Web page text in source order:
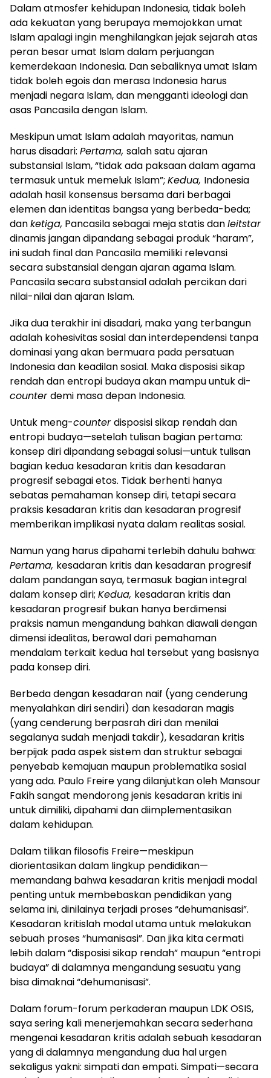
Dalam atmosfer kehidupan Indonesia, tidak boleh
ada kekuatan yang berupaya memojokkan umat
Islam apalagi ingin menghilangkan jejak sejarah atas
peran besar umat Islam dalam perjuangan
kemerdekaan Indonesia. Dan sebaliknya umat Islam
tidak boleh egois dan merasa Indonesia harus
menjadi negara Islam, dan mengganti ideologi dan
asas Pancasila dengan Islam.
Meskipun umat Islam adalah mayoritas, namun
harus disadari: Pertama, salah satu ajaran
substansial Islam, “tidak ada paksaan dalam agama
termasuk untuk memeluk Islam”; Kedua, Indonesia
adalah hasil konsensus bersama dari berbagai
elemen dan identitas bangsa yang berbeda-beda;
danketiga, Pancasila sebagai meja statis danleitstar
dinamis jangan dipandang sebagai produk “haram”,
ini sudah final dan Pancasila memiliki relevansi
secara substansial dengan ajaran agama Islam.
Pancasila secara substansial adalah percikan dari
nilai-nilai dan ajaran Islam.
Jika dua terakhir ini disadari, maka yang terbangun
adalah kohesivitas sosial dan interdependensi tanpa
dominasi yang akan bermuara pada persatuan
Indonesia dan keadilan sosial. Maka disposisi sikap
rendah dan entropi budaya akan mampu untuk di-
counterdemi masa depan Indonesia.
Untuk meng-counterdisposisi sikap rendah dan
entropi budaya—setelah tulisan bagian pertama:
konsep diri dipandang sebagai solusi—untuk tulisan
bagian kedua kesadaran kritis dan kesadaran
progresif sebagai etos. Tidak berhenti hanya
sebatas pemahaman konsep diri, tetapi secara
praksis kesadaran kritis dan kesadaran progresif
memberikan implikasi nyata dalam realitas sosial.
Namun yang harus dipahami terlebih dahulu bahwa:
Pertama, kesadaran kritis dan kesadaran progresif
dalam pandangan saya, termasuk bagian integral
dalam konsep diri; Kedua, kesadaran kritis dan
kesadaran progresif bukan hanya berdimensi
praksis namun mengandung bahkan diawali dengan
dimensi idealitas, berawal dari pemahaman
mendalam terkait kedua hal tersebut yang basisnya
pada konsep diri.
Berbeda dengan kesadaran naif (yang cenderung
menyalahkan diri sendiri) dan kesadaran magis
(yang cenderung berpasrah diri dan menilai
segalanya sudah menjadi takdir), kesadaran kritis
berpijak pada aspek sistem dan struktur sebagai
penyebab kemajuan maupun problematika sosial
yang ada. Paulo Freire yang dilanjutkan oleh Mansour
Fakih sangat mendorong jenis kesadaran kritis ini
untuk dimiliki, dipahami dan diimplementasikan
dalam kehidupan.
Dalam tilikan filosofis Freire—meskipun
diorientasikan dalam lingkup pendidikan—
memandang bahwa kesadaran kritis menjadi modal
penting untuk membebaskan pendidikan yang
selama ini, dinilainya terjadi proses “dehumanisasi”.
Kesadaran kritislah modal utama untuk melakukan
sebuah proses “humanisasi”. Dan jika kita cermati
lebih dalam “disposisi sikap rendah” maupun “entropi
budaya” di dalamnya mengandung sesuatu yang
bisa dimaknai “dehumanisasi”.
Dalam forum-forum perkaderan maupun LDK OSIS,
saya sering kali menerjemahkan secara sederhana
mengenai kesadaran kritis adalah sebuah kesadaran
yang di dalamnya mengandung dua hal urgen
sekaligus yakni: simpati dan empati. Simpati—secara